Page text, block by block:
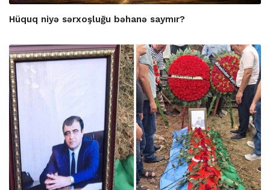
Hüquq niyə sərxoşluğu bəhanə saymır?